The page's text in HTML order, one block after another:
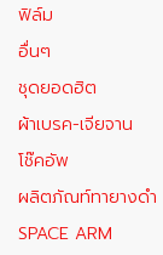
ฟิล์ม
อื่นๆ
ชุดยอดฮิต
ผ้าเบรค-เจียจาน
โช๊คอัพ
ผลิตภัณท์ทายางดำ
SPACE ARM